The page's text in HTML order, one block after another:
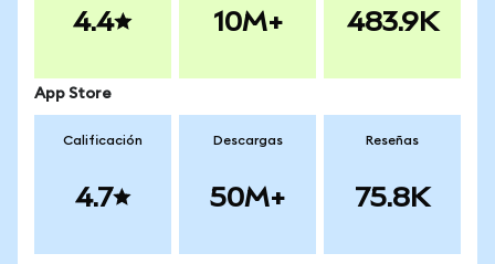
4.4 10M+ 483.9K
App Store
Calificación
4.7
Descargas
50M+
Reseñas
75.8K